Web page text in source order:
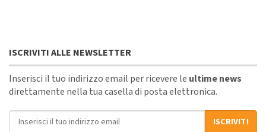
ISCRIVITI ALLE NEWSLETTER
Inserisci il tuo indirizzo email per ricevere le ultime news
direttamente nella tua casella di posta elettronica.
Indirizzo email
ISCRIVITI